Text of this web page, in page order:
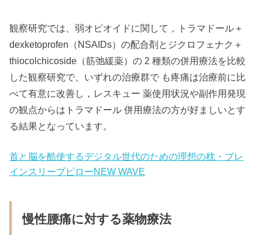
観察研究では、弱オピオイドに関して，トラマドール＋
dexketoprofen（NSAIDs）の配合剤とジクロフェナク＋
thiocolchicoside（筋弛緩薬）の 2 種類の併用療法を比較
した観察研究で、いずれの治療群で も疼痛は治療前に比
べて有意に改善し，レスキュー 薬使用状況や副作用発現
の観点からはトラマドール 併用療法の方が好ましいとす
る結果となっています。
首と脳を酷使するデジタル世代のための理想の枕・ブレ
インスリープピローNEW WAVE
慢性腰痛に対する薬物療法